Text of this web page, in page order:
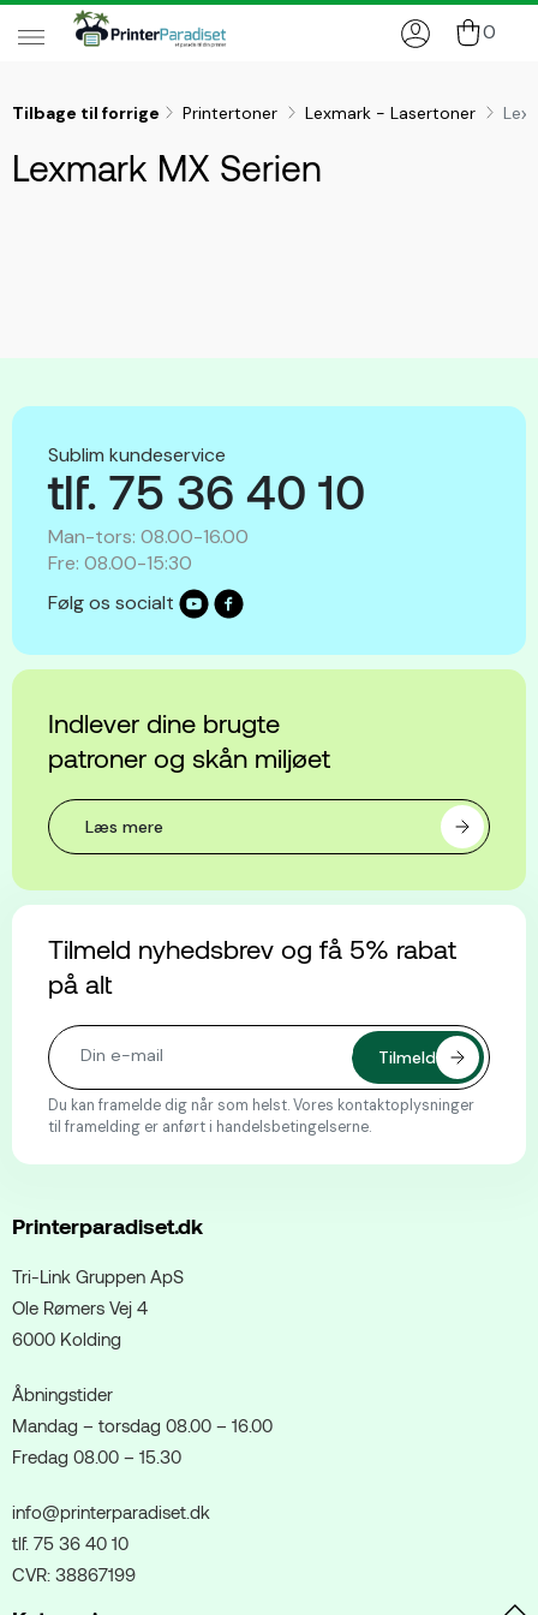
0
Tilbage til forrige Printertoner Lexmark - Lasertoner
Lexmark MX Serien
Sublim kundeservice
tlf. 75 36 40 10
Man-tors: 08.00-16.00
Fre: 08.00-15:30
Følg os socialt
Indlever dine brugte
patroner og skån miljøet
Læs mere
Tilmeld nyhedsbrev og få 5% rabat
på alt
Du kan framelde dig når som helst. Vores kontaktoplysninger
til framelding er anført i handelsbetingelserne.
Printerparadiset.dk
Tri-Link Gruppen ApS
Ole Rømers Vej 4
6000 Kolding
Åbningstider
Mandag – torsdag 08.00 – 16.00
Fredag 08.00 – 15.30
info@printerparadiset.dk
tlf. 75 36 40 10
CVR: 38867199